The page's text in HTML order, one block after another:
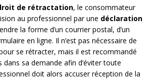
de rétractation, le consommateur
au professionnel par une déclaration
la forme d’un courrier postal, d’un
en ligne. Il n’est pas nécessaire de
se rétracter, mais il est recommandé
dans sa demande afin d’éviter toute
doit alors accuser réception de la